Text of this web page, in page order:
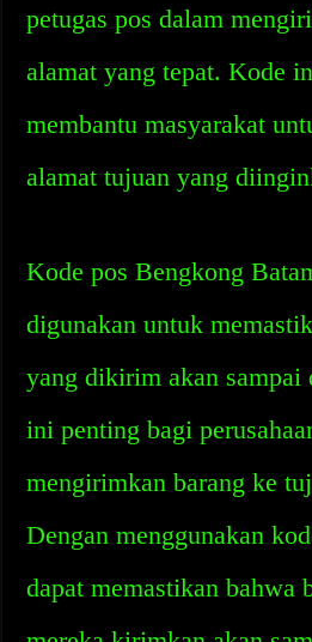
petugas pos dalam
alamat yang tepat. Kode
membantu masyarakat
alamat tujuan yang
Kode pos Bengkong
digunakan untuk
yang dikirim akan sampai
ini penting bagi
mengirimkan barang ke
Dengan menggunakan
dapat memastikan bahwa